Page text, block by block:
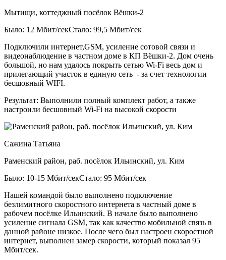
Мытищи, коттеджный посёлок Вёшки-2
Было: 12 Мбит/секСтало: 99,5 Мбит/сек
Подключили интернет,GSM, усиление сотовой связи и
видеонаблюдение в частном доме в КП Вёшки-2. Дом очень
большой, но нам удалось покрыть сетью Wi-Fi весь дом и
прилегающий участок в единую сеть - за счет технологии
бесшовный WIFI.
Результат: Выполнили полный комплект работ, а также
настроили бесшовный Wi-Fi на высокой скорости
Сажина Татьяна
Раменский район, раб. посёлок Ильинский, ул. Ким
Было: 10-15 Мбит/секСтало: 95 Мбит/сек
Нашей командой было выполнено подключение
безлимитного скоростного интернета в частный доме в
рабочем посёлке Ильинский. В начале было выполнено
усиление сигнала GSM, так как качество мобильной связь в
данной районе низкое. После чего был настроен скоростной
интернет, выполнен замер скорости, который показал 95
Мбит/сек.